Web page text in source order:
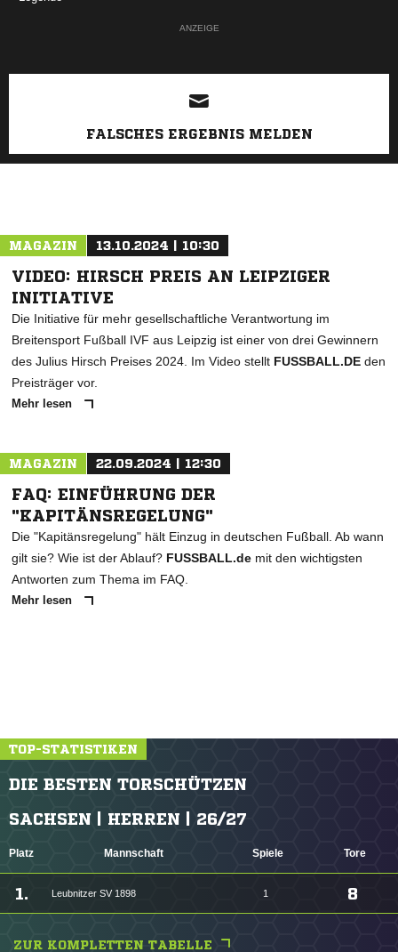
ANZEIGE
FALSCHES ERGEBNIS MELDEN
MAGAZIN 13.10.2024 | 10:30
VIDEO: HIRSCH PREIS AN LEIPZIGER
INITIATIVE
Die Initiative für mehr gesellschaftliche Verantwortung im
Breitensport Fußball IVF aus Leipzig ist einer von drei Gewinnern
des Julius Hirsch Preises 2024. Im Video stellt FUSSBALL.DE den
Preisträger vor.
Mehr lesen
MAGAZIN 22.09.2024 | 12:30
FAQ: EINFÜHRUNG DER
"KAPITÄNSREGELUNG"
Die "Kapitänsregelung" hält Einzug in deutschen Fußball. Ab wann
gilt sie? Wie ist der Ablauf? FUSSBALL.de mit den wichtigsten
Antworten zum Thema im FAQ.
Mehr lesen
TOP-STATISTIKEN
DIE BESTEN TORSCHÜTZEN
SACHSEN | HERREN | 26/27
Platz Mannschaft Spiele Tore
1. Leubnitzer SV 1898 1 8
ZUR KOMPLETTEN TABELLE